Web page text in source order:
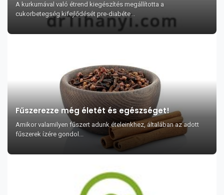
A kurkumával való étrend kiegészítés megállította a
cukorbetegség kifejlődését pre-diabéte...
Fűszerezze még életét és egészséget!
Amikor valamilyen fűszert adunk ételeinkhez, általában az adott
fűszerek ízére gondol...